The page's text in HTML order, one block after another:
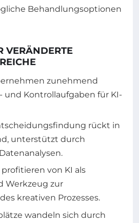
Behandlungsoptionen
VERÄNDERTE
zunehmend
und Kontrollaufgaben für KI-
rückt in
unterstützt durch
von KI als
Werkzeug zur
kreativen Prozesses.
wandeln sich durch